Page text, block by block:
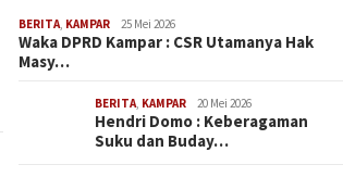
BERITA, KAMPAR 25 Mei 2026
Waka DPRD Kampar : CSR Utamanya Hak
Masy…
BERITA, KAMPAR 20 Mei 2026
Hendri Domo : Keberagaman
Suku dan Buday…